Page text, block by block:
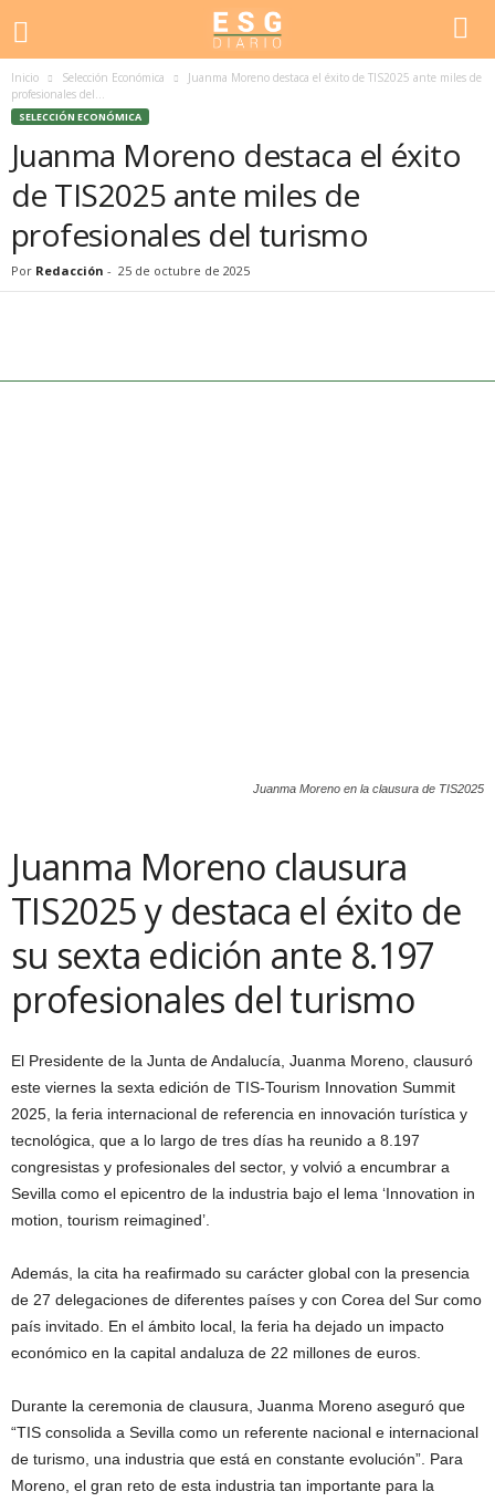
Inicio Selección Económica
Juanma Moreno destaca el éxito de TIS2025 ante miles de
profesionales del...
SELECCIÓN ECONÓMICA
Juanma Moreno destaca el éxito
de TIS2025 ante miles de
profesionales del turismo
Por Redacción - 25 de octubre de 2025
Juanma Moreno en la clausura de TIS2025
Juanma Moreno clausura
TIS2025 y destaca el éxito de
su sexta edición ante 8.197
profesionales del turismo
El Presidente de la Junta de Andalucía, Juanma Moreno, clausuró
este viernes la sexta edición de TIS-Tourism Innovation Summit
2025, la feria internacional de referencia en innovación turística y
tecnológica, que a lo largo de tres días ha reunido a 8.197
congresistas y profesionales del sector, y volvió a encumbrar a
Sevilla como el epicentro de la industria bajo el lema ‘Innovation in
motion, tourism reimagined’.
Además, la cita ha reafirmado su carácter global con la presencia
de 27 delegaciones de diferentes países y con Corea del Sur como
país invitado. En el ámbito local, la feria ha dejado un impacto
económico en la capital andaluza de 22 millones de euros.
Durante la ceremonia de clausura, Juanma Moreno aseguró que
“TIS consolida a Sevilla como un referente nacional e internacional
de turismo, una industria que está en constante evolución”. Para
Moreno, el gran reto de esta industria tan importante para la